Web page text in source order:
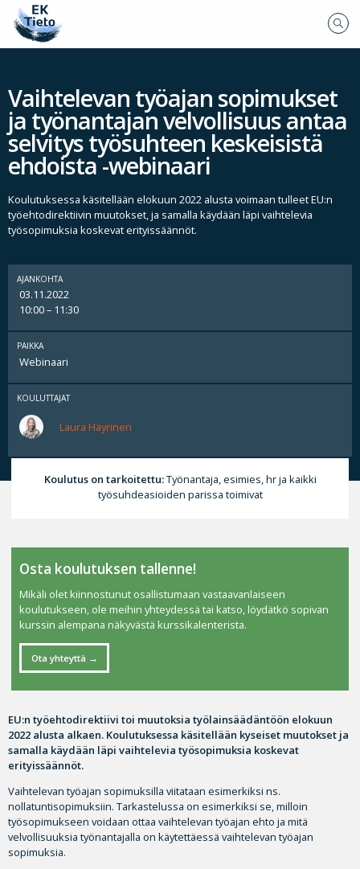
Vaihtelevan työajan sopimukset
ja työnantajan velvollisuus antaa
selvitys työsuhteen keskeisistä
ehdoista -webinaari
Koulutuksessa käsitellään elokuun 2022 alusta voimaan tulleet EU:n
työehtodirektiivin muutokset, ja samalla käydään läpi vaihtelevia
työsopimuksia koskevat erityissäännöt.
AJANKOHTA
03.11.2022
10:00 – 11:30
PAIKKA
Webinaari
KOULUTTAJAT
Laura Häyrinen
Koulutus on tarkoitettu:Työnantaja, esimies, hr ja kaikki
työsuhdeasioiden parissa toimivat
EU:n työehtodirektiivi toi muutoksia työlainsäädäntöön elokuun
2022 alusta alkaen. Koulutuksessa käsitellään kyseiset muutokset ja
samalla käydään läpi vaihtelevia työsopimuksia koskevat
erityissäännöt.
Vaihtelevan työajan sopimuksilla viitataan esimerkiksi ns.
nollatuntisopimuksiin. Tarkastelussa on esimerkiksi se, milloin
työsopimukseen voidaan ottaa vaihtelevan työajan ehto ja mitä
velvollisuuksia työnantajalla on käytettäessä vaihtelevan työajan
sopimuksia.
Osta koulutuksen tallenne!
Mikäli olet kiinnostunut osallistumaan vastaavanlaiseen
koulutukseen, ole meihin yhteydessä tai katso, löydätkö sopivan
kurssin alempana näkyvästä kurssikalenterista.
Ota yhteyttä